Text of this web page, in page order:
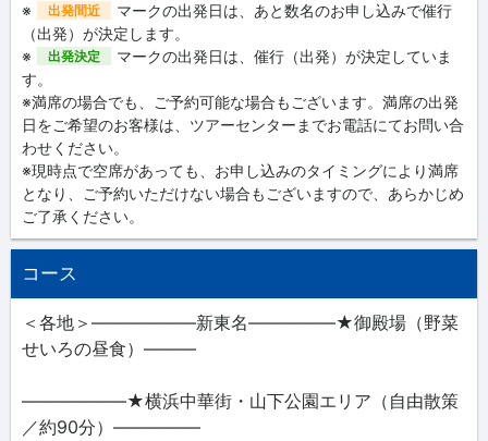
※
出発間近
マークの出発日は、あと数名のお申し込みで催行
（出発）が決定します。
※
出発決定
マークの出発日は、催行（出発）が決定していま
す。
※満席の場合でも、ご予約可能な場合もございます。満席の出発
日をご希望のお客様は、ツアーセンターまでお電話にてお問い合
わせください。
※現時点で空席があっても、お申し込みのタイミングにより満席
となり、ご予約いただけない場合もございますので、あらかじめ
ご了承ください。
コース
＜各地＞――――――新東名―――――★御殿場（野菜
せいろの昼食）―――
――――――★横浜中華街・山下公園エリア（自由散策
／約90分）―――――